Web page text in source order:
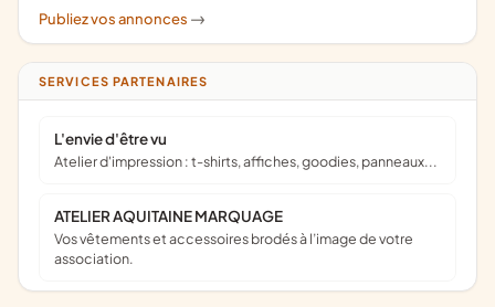
Publiez vos annonces ->
SERVICES PARTENAIRES
L'envie d'être vu
Atelier d'impression : t-shirts, affiches, goodies, panneaux...
ATELIER AQUITAINE MARQUAGE
Vos vêtements et accessoires brodés à l’image de votre
association.